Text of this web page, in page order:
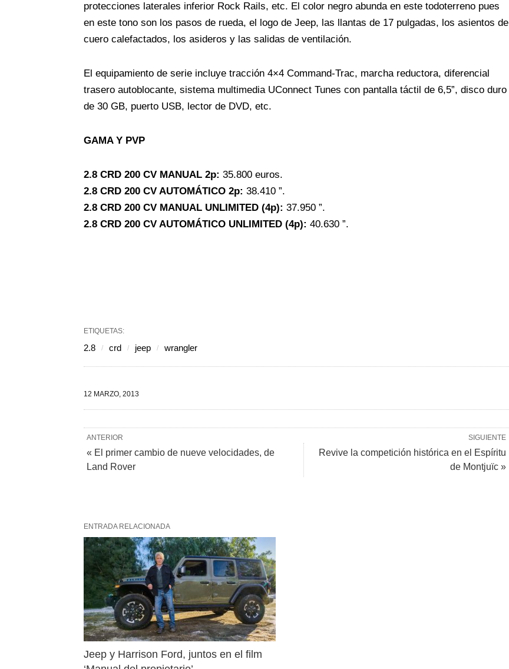
protecciones laterales inferior Rock Rails, etc. El color negro abunda en este todoterreno pues
en este tono son los pasos de rueda, el logo de Jeep, las llantas de 17 pulgadas, los asientos de
cuero calefactados, los asideros y las salidas de ventilación.
El equipamiento de serie incluye tracción 4×4 Command-Trac, marcha reductora, diferencial
trasero autoblocante, sistema multimedia UConnect Tunes con pantalla táctil de 6,5”, disco duro
de 30 GB, puerto USB, lector de DVD, etc.
GAMA Y PVP
2.8 CRD 200 CV MANUAL 2p: 35.800 euros.
2.8 CRD 200 CV AUTOMÁTICO 2p: 38.410 ”.
2.8 CRD 200 CV MANUAL UNLIMITED (4p): 37.950 ”.
2.8 CRD 200 CV AUTOMÁTICO UNLIMITED (4p): 40.630 ”.
ETIQUETAS:
2.8 crd jeep wrangler
12 MARZO, 2013
SIGUIENTE
Revive la competición histórica en el Espíritu
de Montjuïc »
ANTERIOR
« El primer cambio de nueve velocidades, de
Land Rover
ENTRADA RELACIONADA
Jeep y Harrison Ford, juntos en el film